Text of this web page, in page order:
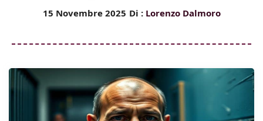
15 Novembre 2025 Di : Lorenzo Dalmoro